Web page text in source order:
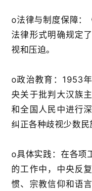
o法律与制度保障：
法律形式明确规定
视和压迫。
o政治教育 ： 1953
央关于批判大汉族
和全国人民中进行
纠正各种歧视少数
o具体实践 ：在各项
的工作中，中央反
惯、宗教信仰和语